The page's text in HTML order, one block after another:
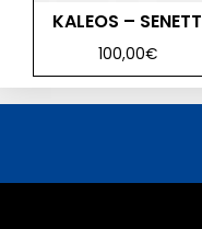
KALEOS – SENETT
100,00€